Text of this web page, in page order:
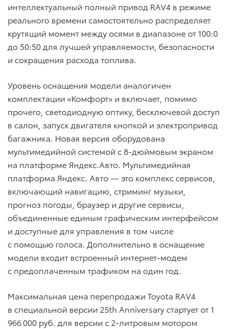
интеллектуальный полный привод RAV4 в режиме
реального времени самостоятельно распределяет
крутящий момент между осями в диапазоне от 100:0
до 50:50 для лучшей управляемости, безопасности
и сокращения расхода топлива.
Уровень оснащения модели аналогичен
комплектации «Комфорт» и включает, помимо
прочего, светодиодную оптику, бесключевой доступ
в салон, запуск двигателя кнопкой и электропривод
багажника. Новая версия оборудована
мультимедийной системой с 8-дюймовым экраном
на платформе Яндекс.Авто. Мультимедийная
платформа Яндекс. Авто — это комплекс сервисов,
включающий навигацию, стриминг музыки,
прогноз погоды, браузер и другие сервисы,
объединенные единым графическим интерфейсом
и доступные для управления в том числе
с помощью голоса. Дополнительно в оснащение
модели входит встроенный интернет-модем
с предоплаченным трафиком на один год.
Максимальная цена перепродажи Toyota RAV4
в специальной версии 25th Anniversary стартует от 1
966 000 руб. для версии с 2-литровым мотором